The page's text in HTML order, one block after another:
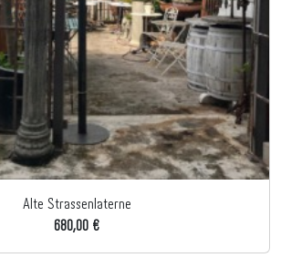
Alte Strassenlaterne
680,00 €